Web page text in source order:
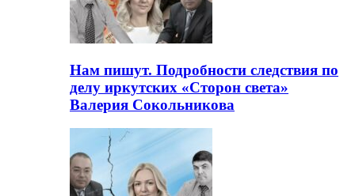
Нам пишут. Подробности следствия по
делу иркутских «Сторон света»
Валерия Сокольникова